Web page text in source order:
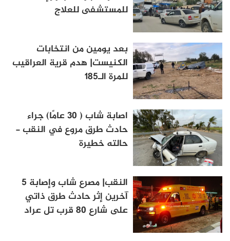
للمستشفى للعلاج
بعد يومين من انتخابات
الكنيست| هدم قرية العراقيب
للمرة الـ185
اصابة شاب ( 30 عامًا) جراء
حادث طرق مروع في النقب -
حالته خطيرة
النقب| مصرع شاب وإصابة 5
آخرين إثر حادث طرق ذاتي
على شارع 80 قرب تل عراد